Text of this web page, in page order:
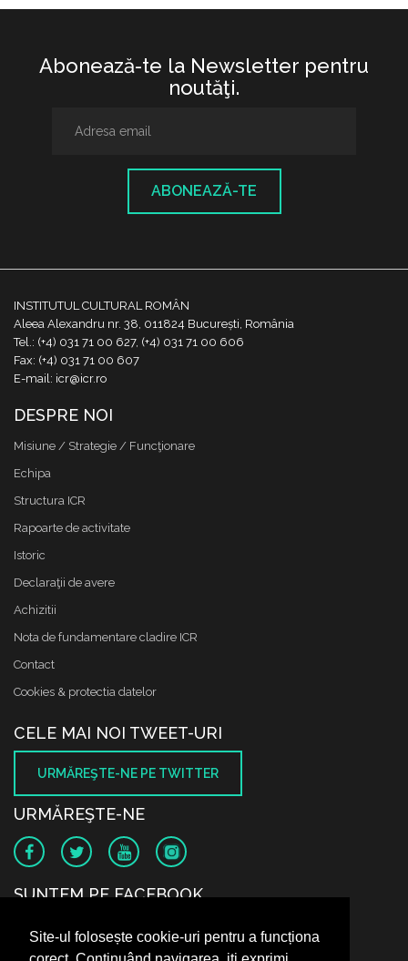
Site-ul folosește cookie-uri pentru a funcționa
Abonează-te la Newsletter pentru
noutăţi.
ABONEAZĂ-TE
INSTITUTUL CULTURAL ROMÂN
Aleea Alexandru nr. 38, 011824 București, România
Tel.: (+4) 031 71 00 627, (+4) 031 71 00 606
Fax: (+4) 031 71 00 607
E-mail: icr@icr.ro
DESPRE NOI
Misiune / Strategie / Funcţionare
Echipa
Structura ICR
Rapoarte de activitate
Istoric
Declaraţii de avere
Achizitii
Nota de fundamentare cladire ICR
Contact
Cookies & protectia datelor
CELE MAI NOI TWEET-URI
URMĂREŞTE-NE PE TWITTER
URMĂREŞTE-NE
SUNTEM PE FACEBOOK